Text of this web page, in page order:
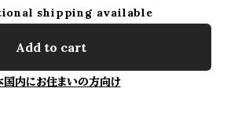
shipping available
Add to cart
国内にお住まいの方向け